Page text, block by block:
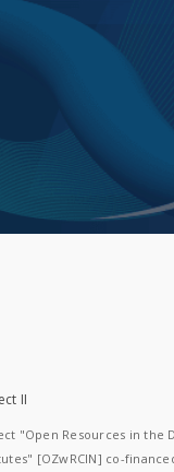
II
"Open Resources in the
[OZwRCIN] co-